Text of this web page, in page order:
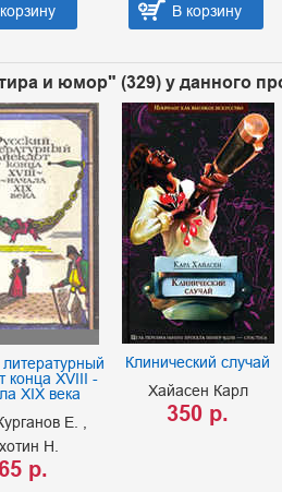
В корзину
и юмор" (329) у данного
литературный
конца XVIII -
XIX века
Е.
Н.
р.
Клинический случай
Хайасен Карл
350 р.